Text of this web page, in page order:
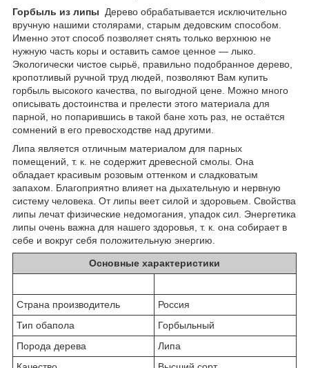
Горбыль из липы Дерево обрабатывается исключительно
вручную нашими столярами, старым дедовским способом.
Именно этот способ позволяет снять только верхнюю не
нужную часть коры и оставить самое ценное — лыко.
Экологически чистое сырьё, правильно подобранное дерево,
кропотливый ручной труд людей, позволяют Вам купить
горбыль высокого качества, по выгодной цене. Можно много
описывать достоинства и прелести этого материала для
парной, но попарившись в такой бане хоть раз, не остаётся
сомнений в его превосходстве над другими.
Липа является отличным материалом для парных
помещений, т. к. не содержит древесной смолы. Она
обладает красивым розовым оттенком и сладковатым
запахом. Благоприятно влияет на дыхательную и нервную
систему человека. От липы веет силой и здоровьем. Свойства
липы лечат физические недомогания, упадок сил. Энергетика
липы очень важна для нашего здоровья, т. к. она собирает в
себе и вокруг себя положительную энергию.
Основные характеристики
Страна производитель
Россия
Тип обапола
Горбыльный
Порода дерева
Липа